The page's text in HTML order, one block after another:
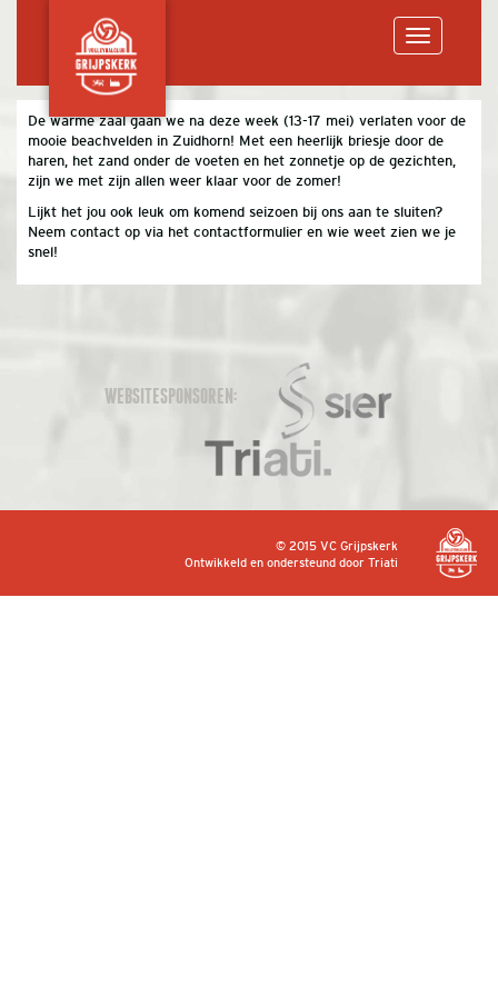
navigation
De warme zaal gaan we na deze week (13-17 mei) verlaten voor de
mooie beachvelden in Zuidhorn! Met een heerlijk briesje door de
haren, het zand onder de voeten en het zonnetje op de gezichten,
zijn we met zijn allen weer klaar voor de zomer!
Lijkt het jou ook leuk om komend seizoen bij ons aan te sluiten?
Neem contact op via het contactformulier en wie weet zien we je
snel!
WEBSITESPONSOREN:
© 2015 VC Grijpskerk
Ontwikkeld en ondersteund doorTriati